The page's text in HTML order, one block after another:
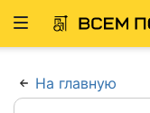
Развернуть
На главную